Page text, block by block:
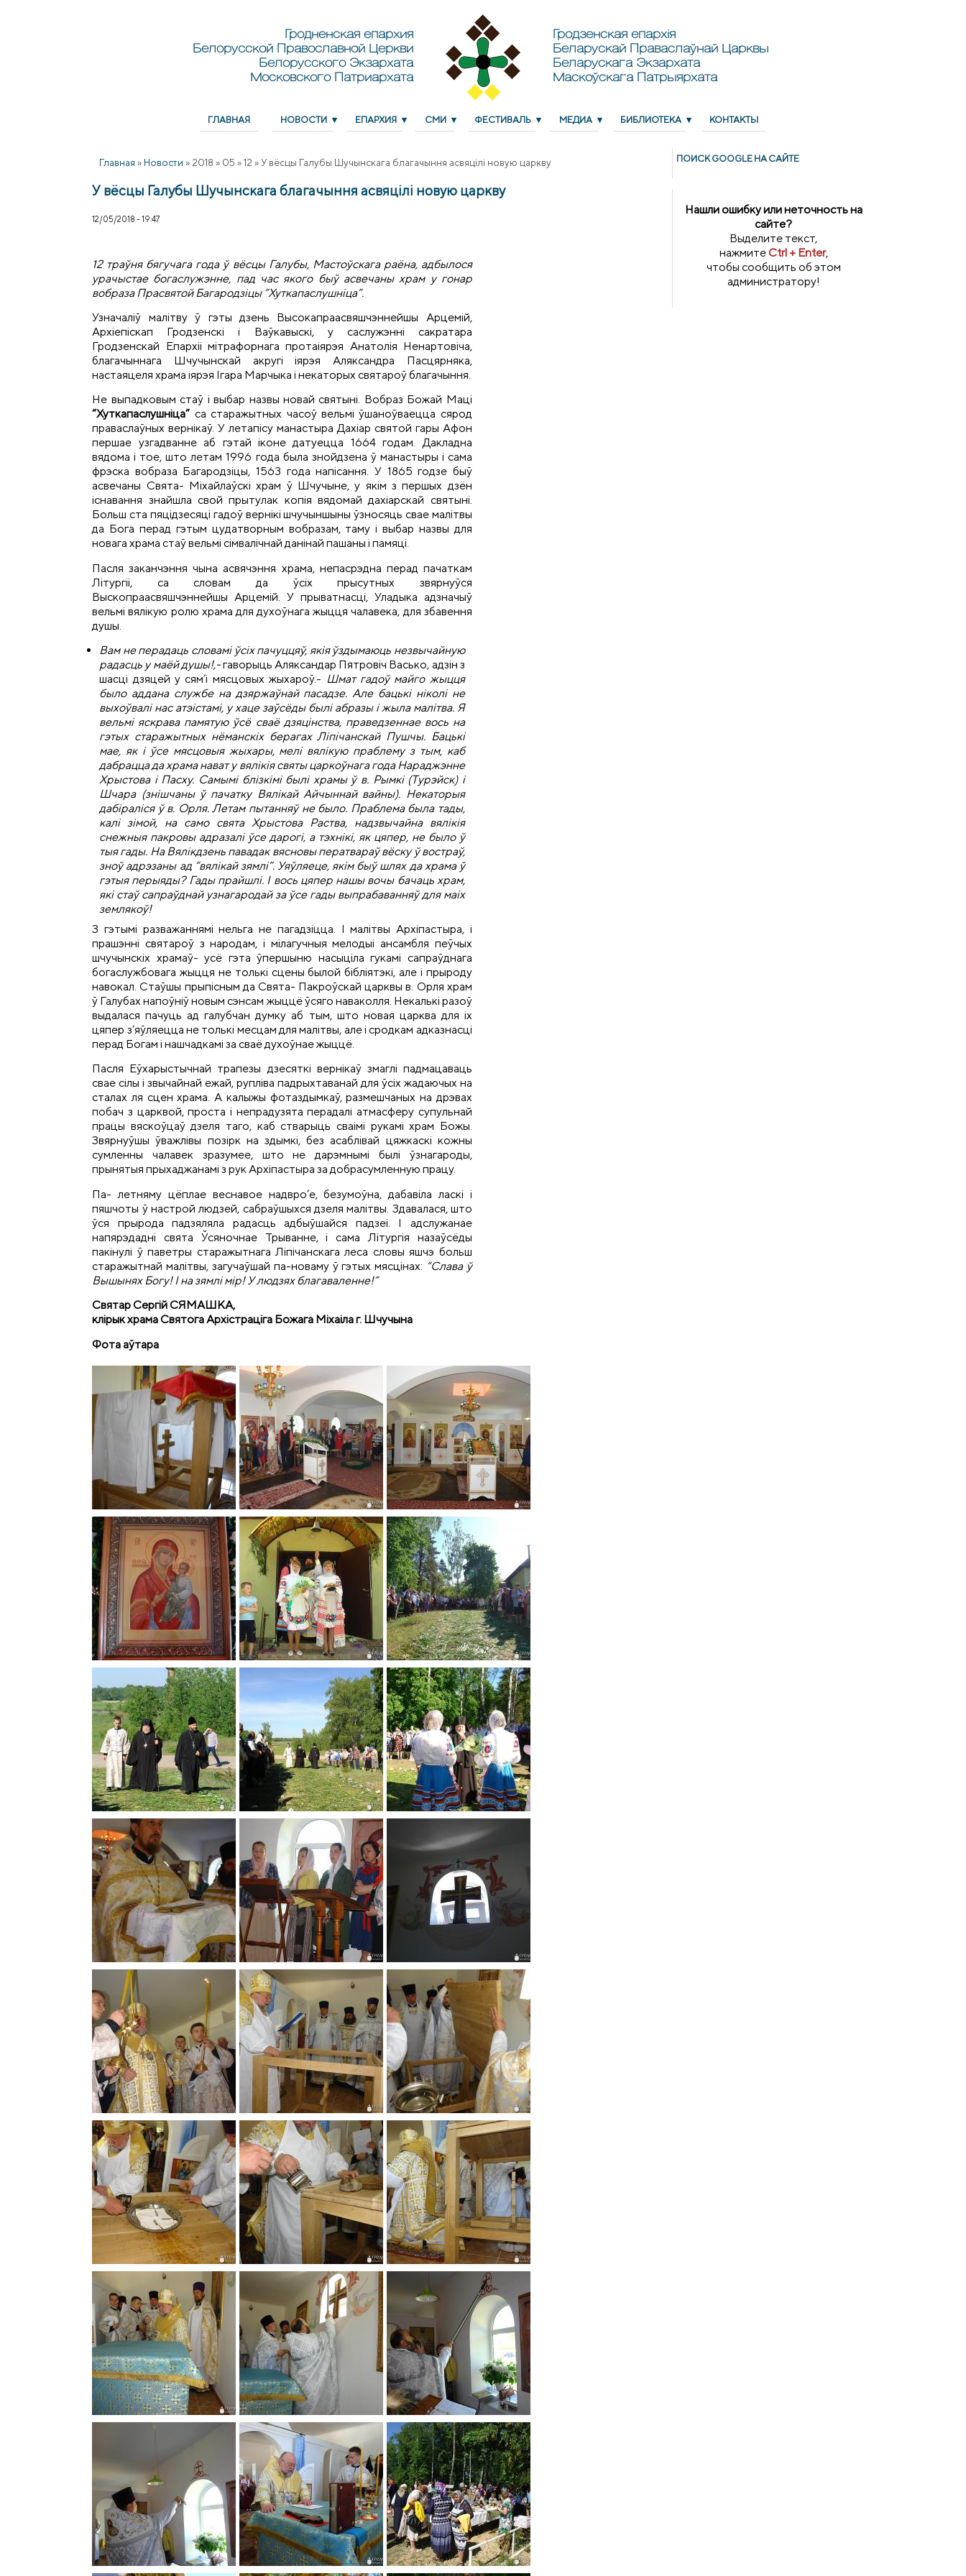
Гродненская епархия
Белорусской Православной Церкви
Белорусского Экзархата
Московского Патриархата
Гродзенская епархія
Беларускай Праваслаўнай Царквы
Беларускага Экзархата
Маскоўскага Патрыярхата
ГЛАВНАЯ НОВОСТИ ЕПАРХИЯ СМИ ФЕСТИВАЛЬ МЕДИА БИБЛИОТЕКА КОНТАКТЫ
Главная » Новости » 2018 » 05 » 12 » У вёсцы Галубы Шучынскага благачыння асвяцілі новую царкву
У вёсцы Галубы Шучынскага благачыння асвяцілі новую царкву
12/05/2018 - 19:47
12 траўня бягучага года ў вёсцы Галубы, Мастоўскага раёна, адбылося
урачыстае богаслужэнне, пад час якого быў асвечаны храм у гонар
вобраза Прасвятой Багародзіцы “Хуткапаслушніца”.
Узначаліў малітву ў гэты дзень Высокапраасвяшчэннейшы Арцемій,
Архіепіскап Гродзенскі і Ваўкавыскі, у саслужэнні сакратара
Гродзенскай Епархіі мітрафорнага протаіярэя Анатолія Ненартовіча,
благачыннага Шчучынскай акругі іярэя Аляксандра Пасцярняка,
настаяцеля храма іярэя Ігара Марчыка і некаторых святароў благачыння.
Не выпадковым стаў і выбар назвы новай святыні. Вобраз Божай Маці
“Хуткапаслушніца” са старажытных часоў вельмі ўшаноўваецца сярод
праваслаўных вернікаў. У летапісу манастыра Дахіар святой гары Афон
першае узгадванне аб гэтай іконе датуецца 1664 годам. Дакладна
вядома і тое, што летам 1996 года была знойдзена ў манастыры і сама
фрэска вобраза Багародзіцы, 1563 года напісання. У 1865 годзе быў
асвечаны Свята- Міхайлаўскі храм ў Шчучыне, у якім з першых дзён
існавання знайшла свой прытулак копія вядомай дахіарскай святыні.
Больш ста пяцідзесяці гадоў вернікі шчучыншыны ўзносяць свае малітвы
да Бога перад гэтым цудатворным вобразам, таму і выбар назвы для
новага храма стаў вельмі сімвалічнай данінай пашаны і памяці.
Пасля заканчэння чына асвячэння храма, непасрэдна перад пачаткам
Літургіі, са словам да ўсіх прысутных звярнуўся
Выскопраасвяшчэннейшы Арцемій. У прыватнасці, Уладыка адзначыў
вельмі вялікую ролю храма для духоўнага жыцця чалавека, для збавення
душы.
Вам не перадаць словамі ўсіх пачуццяў, якія ўздымаюць незвычайную
радасць у маёй душы!,-гаворыць Аляксандар Пятровіч Васько, адзін з
шасці дзяцей у сям’і мясцовых жыхароў.- Шмат гадоў майго жыцця
было аддана службе на дзяржаўнай пасадзе. Але бацькі ніколі не
выхоўвалі нас атэістамі, у хаце заўсёды былі абразы і жыла малітва. Я
вельмі яскрава памятую ўсё сваё дзяцінства, праведзеннае вось на
гэтых старажытных нёманскіх берагах Ліпічанскай Пушчы. Бацькі
мае, як і ўсе мясцовыя жыхары, мелі вялікую праблему з тым, каб
дабрацца да храма нават у вялікія святы царкоўнага года Нараджэнне
Хрыстова і Пасху. Самымі блізкімі былі храмы ў в. Рымкі (Турэйск) і
Шчара (знішчаны ў пачатку Вялікай Айчыннай вайны). Некаторыя
дабіраліся ў в. Орля. Летам пытанняў не было. Праблема была тады,
калі зімой, на само свята Хрыстова Раства, надзвычайна вялікія
снежныя пакровы адразалі ўсе дарогі, а тэхнікі, як цяпер, не было ў
тыя гады. На Вялікдзень павадак вясновы ператвараў вёску ў востраў,
зноў адрэзаны ад “вялікай зямлі”. Уяўляеце, якім быў шлях да храма ў
гэтыя перыяды? Гады прайшлі. І вось цяпер нашы вочы бачаць храм,
які стаў сапраўднай узнагародай за ўсе гады выпрабаванняў для маіх
землякоў!
З гэтымі разважаннямі нельга не пагадзіцца. І малітвы Архіпастыра, і
прашэнні святароў з народам, і мілагучныя мелодыі ансамбля пеўчых
шчучынскіх храмаў- усё гэта ўпершыню насыціла гукамі сапраўднага
богаслужбовага жыцця не толькі сцены былой бібліятэкі, але і прыроду
навокал. Стаўшы прыпісным да Свята- Пакроўскай царквы в. Орля храм
ў Галубах напоўніў новым сэнсам жыццё ўсяго наваколля. Некалькі разоў
выдалася пачуць ад галубчан думку аб тым, што новая царква для іх
цяпер з’яўляецца не толькі месцам для малітвы, але і сродкам адказнасці
перад Богам і нашчадкамі за сваё духоўнае жыццё.
Пасля Еўхарыстычнай трапезы дзесяткі вернікаў змаглі падмацаваць
свае сілы і звычайнай ежай, рупліва падрыхтаванай для ўсіх жадаючых на
сталах ля сцен храма. А калыжы фотаздымкаў, размешчаных на дрэвах
побач з царквой, проста і непрадузята перадалі атмасферу супульнай
працы вяскоўцаў дзеля таго, каб стварыць сваімі рукамі храм Божы.
Звярнуўшы ўважлівы позірк на здымкі, без асаблівай цяжкаскі кожны
сумленны чалавек зразумее, што не дарэмнымі былі ўзнагароды,
прынятыя прыхаджанамі з рук Архіпастыра за добрасумленную працу.
Па- летняму цёплае веснавое надвро’е, безумоўна, дабавіла ласкі і
пяшчоты ў настрой людзей, сабраўшыхся дзеля малітвы. Здавалася, што
ўся прырода падзяляла радасць адбыўшайся падзеі. І адслужанае
напярэдадні свята Ўсяночнае Трыванне, і сама Літургія назаўсёды
пакінулі ў паветры старажытнага Ліпічанскага леса словы яшчэ больш
старажытнай малітвы, загучаўшай па-новаму ў гэтых мясцінах: “Слава ў
Вышынях Богу! І на зямлі мір! У людзях благаваленне!”
Святар Сергій СЯМАШКА,
клірык храма Святога Архістраціга Божага Міхаіла г. Шчучына
Фота аўтара
ПОИСК GOОGLE НА САЙТЕ
Нашли ошибку или неточность на
сайте?
Выделите текст,
нажмитеCtrl + Enter,
чтобы сообщить об этом
администратору!